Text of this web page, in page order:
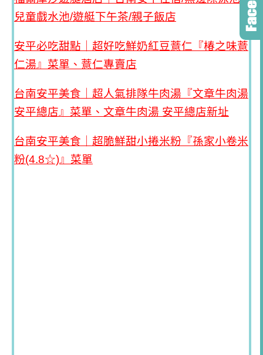
兒童戲水池/遊艇下午茶/親子飯店
安平必吃甜點｜超好吃鮮奶紅豆薏仁『椿之味薏
仁湯』菜單、薏仁專賣店
台南安平美食｜超人氣排隊牛肉湯『文章牛肉湯
安平總店』菜單、文章牛肉湯 安平總店新址
台南安平美食｜超脆鮮甜小捲米粉『孫家小卷米
粉(4.8☆)』菜單